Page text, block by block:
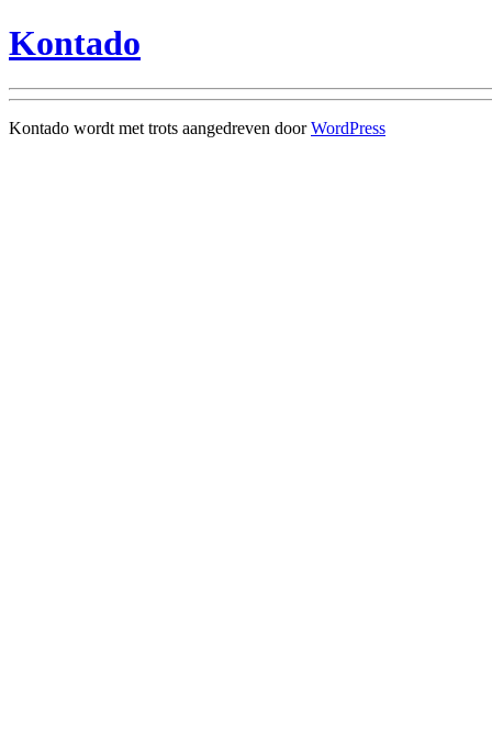
Kontado
Kontado wordt met trots aangedreven doorWordPress